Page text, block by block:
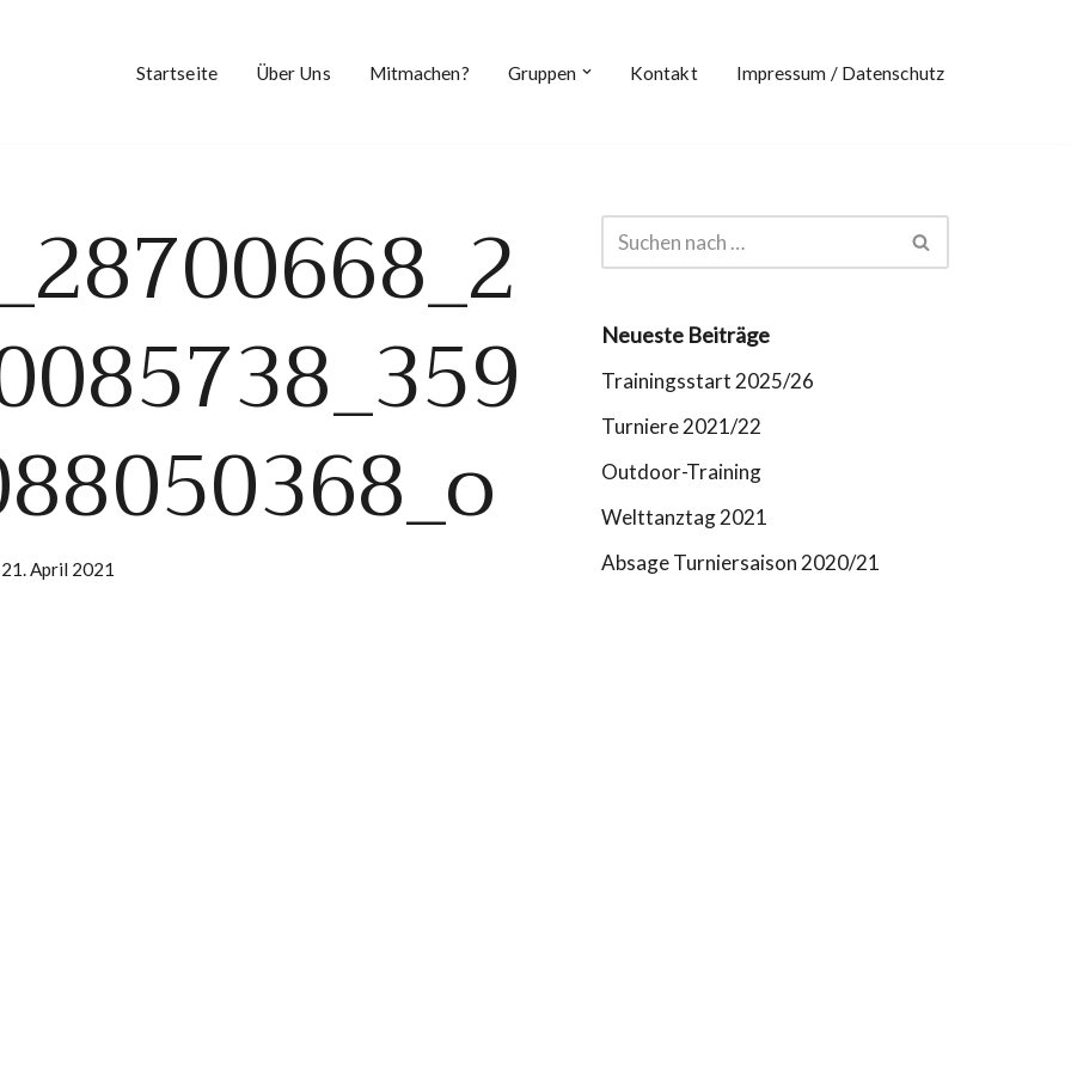
Startseite Über Uns Mitmachen? Gruppen Kontakt Impressum / Datenschutz
21. April 2021
Neueste Beiträge
Trainingsstart 2025/26
Turniere 2021/22
Outdoor-Training
Welttanztag 2021
Absage Turniersaison 2020/21